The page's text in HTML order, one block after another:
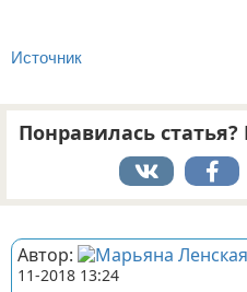
Источник
Понравилась
Автор:
11-2018 13:24